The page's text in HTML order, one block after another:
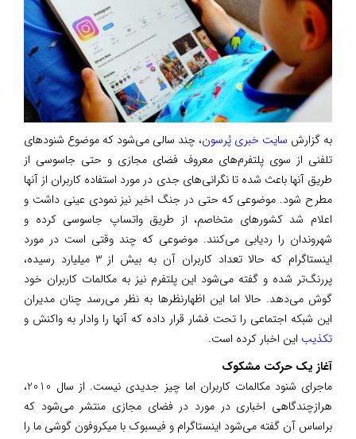
به گزارش سایت خبری پُرسون، چند سالی می‌شود که موضوع شنود‌های
تلفنی از سوی پلتفرم‌های معروف فضای مجازی و حتی جاسوسی از
طریق آنها باعث شده تا نگرانی‌های جدی در مورد استفاده کاربران از آنها
مطرح شود. موضوعی که حتی در جنگ اخیر نیز نمودی عینی داشت و
اعلام شد کشورهای متخاصم، از طریق واتساپ جاسوسی کرده و
شهروندان را ردیابی می‌کنند. موضوعی که چند وقتی است در مورد
اینستاگرام که حالا تعداد کاربران آن به بیش از 3 میلیارد رسیده،
پررنگ‌تر شده و گفته می‌شود‌ این پلتفرم نیز به مکالمات کاربران خود
گوش می‌دهد. حالا اما این اظهار‌نظرها به نظر می‌رسد چنان مدیران
این شبکه اجتماعی را تحت فشار قرار داده که آنها را وادار به واکنش و
تکذیب این اخبار کرده است.
آغاز یک حرکت مشکوک
ماجرای شنود مکالمات کاربران اما چیز جدیدی نیست. از سال 2010،
هر‌از‌چند‌گاهی اخباری در مورد در فضای مجازی منتشر می‌شود که
براساس آن گفته می‌شود‌ اینستاگرام و فیسبوک با میکروفون گوشی ما را